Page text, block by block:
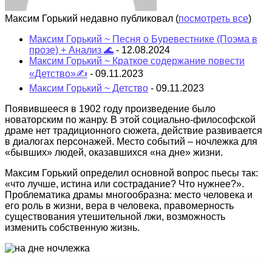
Максим Горький недавно публиковал (посмотреть все)
Максим Горький ~ Песня о Буревестнике (Поэма в
прозе) + Анализ 🌊 - 12.08.2024
Максим Горький ~ Краткое содержание повести
«Детство»✍ - 09.11.2023
Максим Горький ~ Детство - 09.11.2023
Появившееся в 1902 году произведение было
новаторским по жанру. В этой социально-философской
драме нет традиционного сюжета, действие развивается
в диалогах персонажей. Место событий – ночлежка для
«бывших» людей, оказавшихся «на дне» жизни.
Максим Горький определил основной вопрос пьесы так:
«что лучше, истина или сострадание? Что нужнее?».
Проблематика драмы многообразна: место человека и
его роль в жизни, вера в человека, правомерность
существования утешительной лжи, возможность
изменить собственную жизнь.